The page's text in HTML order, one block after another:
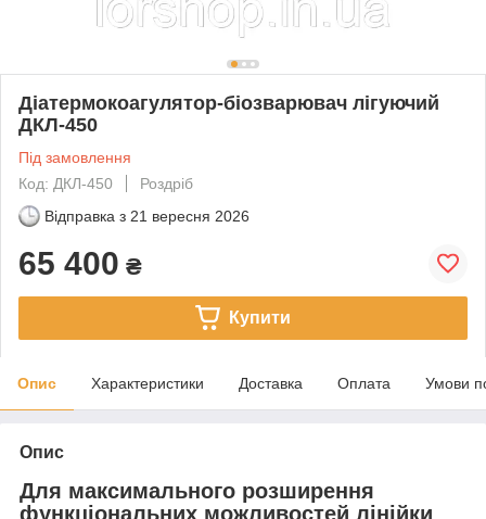
Діатермокоагулятор-біозварювач лігуючий
ДКЛ-450
Під замовлення
Код: ДКЛ-450
Роздріб
Відправка з 21 вересня 2026
65 400 ₴
Купити
Опис Характеристики Доставка Оплата Умови
Опис
Для максимального розширення
функціональних можливостей лінійки